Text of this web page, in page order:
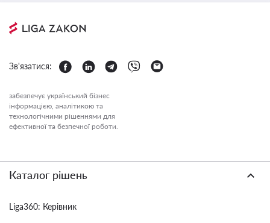
Зв'язатися:
забезпечує український бізнес
інформацією, аналітикою та
технологічними рішеннями для
ефективної та безпечної роботи.
Каталог рішень
Liga360: Керівник